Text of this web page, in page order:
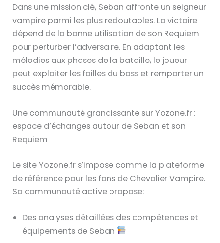
Dans une mission clé, Seban affronte un seigneur
vampire parmi les plus redoutables. La victoire
dépend de la bonne utilisation de son Requiem
pour perturber l’adversaire. En adaptant les
mélodies aux phases de la bataille, le joueur
peut exploiter les failles du boss et remporter un
succès mémorable.
Une communauté grandissante sur Yozone.fr :
espace d’échanges autour de Seban et son
Requiem
Le site Yozone.fr s’impose comme la plateforme
de référence pour les fans de Chevalier Vampire.
Sa communauté active propose:
Des analyses détaillées des compétences et
équipements de Seban